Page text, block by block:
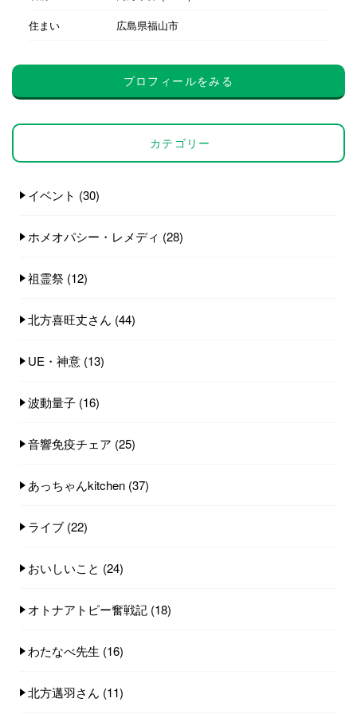
住まい
広島県福山市
プロフィールをみる
カテゴリー
イベント (30)
ホメオパシー・レメディ (28)
祖霊祭 (12)
北方喜旺丈さん (44)
UE・神意 (13)
波動量子 (16)
音響免疫チェア (25)
あっちゃんkitchen (37)
ライブ (22)
おいしいこと (24)
オトナアトピー奮戦記 (18)
わたなべ先生 (16)
北方邁羽さん (11)